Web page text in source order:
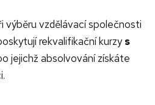
výběru vzdělávací společnosti
rekvalifikační kurzys
jejichž absolvování získáte